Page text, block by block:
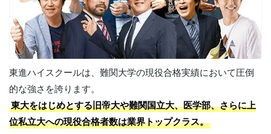
東進ハイスクールは、難関大学の現役合格実績において圧倒
的な強さを誇ります。
東大をはじめとする旧帝大や難関国立大、医学部、さらに上
位私立大への現役合格者数は業界トップクラス。